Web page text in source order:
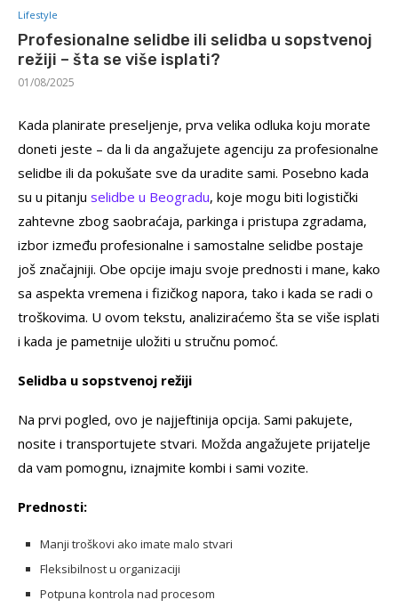
Lifestyle
Profesionalne selidbe ili selidba u sopstvenoj
režiji – šta se više isplati?
01/08/2025
Kada planirate preseljenje, prva velika odluka koju morate
doneti jeste – da li da angažujete agenciju za profesionalne
selidbe ili da pokušate sve da uradite sami. Posebno kada
su u pitanju selidbe u Beogradu, koje mogu biti logistički
zahtevne zbog saobraćaja, parkinga i pristupa zgradama,
izbor između profesionalne i samostalne selidbe postaje
još značajniji. Obe opcije imaju svoje prednosti i mane, kako
sa aspekta vremena i fizičkog napora, tako i kada se radi o
troškovima. U ovom tekstu, analiziraćemo šta se više isplati
i kada je pametnije uložiti u stručnu pomoć.
Selidba u sopstvenoj režiji
Na prvi pogled, ovo je najjeftinija opcija. Sami pakujete,
nosite i transportujete stvari. Možda angažujete prijatelje
da vam pomognu, iznajmite kombi i sami vozite.
Prednosti:
Manji troškovi ako imate malo stvari
Fleksibilnost u organizaciji
Potpuna kontrola nad procesom